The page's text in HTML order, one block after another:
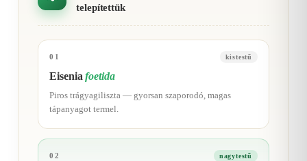
telepítettük
01 kistestű
Eiseniafoetida
Piros trágyagiliszta — gyorsan szaporodó, magas
tápanyagot termel.
02 nagytestű